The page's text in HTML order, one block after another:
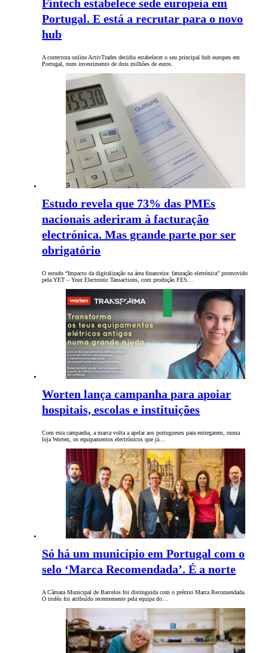
Fintech estabelece sede europeia em
Portugal. E está a recrutar para o novo
hub
A correctora online ActivTrades decidiu estabelecer o seu principal hub europeu em
Portugal, num investimento de dois milhões de euros.
Estudo revela que 73% das PMEs
nacionais aderiram à facturação
electrónica. Mas grande parte por ser
obrigatório
O estudo “Impacto da digitalização na área financeira: faturação eletrónica” promovido
pela YET – Your Electronic Tansactions, com produção FES…
Worten lança campanha para apoiar
hospitais, escolas e instituições
Com esta campanha, a marca volta a apelar aos portugueses para entregarem, numa
loja Worten, os equipamentos electrónicos que já…
Só há um município em Portugal com o
selo ‘Marca Recomendada’. É a norte
A Câmara Municipal de Barcelos foi distinguida com o prémio Marca Recomendada.
O troféu foi atribuído recentemente pela equipa do…